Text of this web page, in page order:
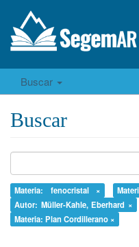
Buscar
Buscar
Materia: fenocristal ×
Autor: Müller-Kahle, Eberhard ×
Materia: Plan Cordillerano ×